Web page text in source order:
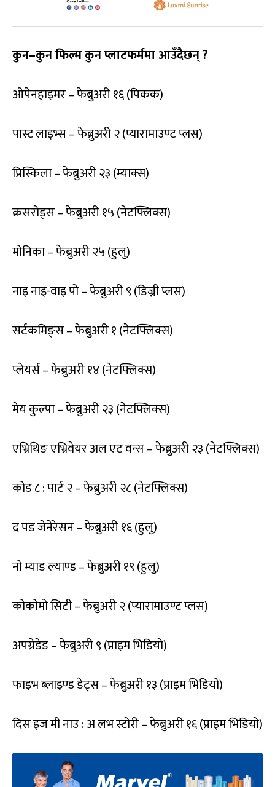
कुन–कुन फिल्म कुन प्लाटफर्ममा आउँदैछन् ?
ओपेनहाइमर – फेब्रुअरी १६ (पिकक)
पास्ट लाइभ्स – फेब्रुअरी २ (प्यारामाउण्ट प्लस)
प्रिस्किला – फेब्रुअरी २३ (म्याक्स)
क्रसरोड्स – फेब्रुअरी १५ (नेटफ्लिक्स)
मोनिका – फेब्रुअरी २५ (हुलु)
नाइ नाइ-वाइ पो – फेब्रुअरी ९ (डिज्नी प्लस)
सर्टकमिङ्स – फेब्रुअरी १ (नेटफ्लिक्स)
प्लेयर्स – फेब्रुअरी १४ (नेटफ्लिक्स)
मेय कुल्पा – फेब्रुअरी २३ (नेटफ्लिक्स)
एभ्रिथिङ एभ्रिवेयर अल एट वन्स – फेब्रुअरी २३ (नेटफ्लिक्स)
कोड ८ : पार्ट २ – फेब्रुअरी २८ (नेटफ्लिक्स)
द पड जेनेरेसन – फेब्रुअरी १६ (हुलु)
नो म्याड ल्याण्ड – फेब्रुअरी १९ (हुलु)
कोकोमो सिटी – फेब्रुअरी २ (प्यारामाउण्ट प्लस)
अपग्रेडेड – फेब्रुअरी ९ (प्राइम भिडियो)
फाइभ ब्लाइण्ड डेट्स – फेब्रुअरी १३ (प्राइम भिडियो)
दिस इज मी नाउ : अ लभ स्टोरी – फेब्रुअरी १६ (प्राइम भिडियो)